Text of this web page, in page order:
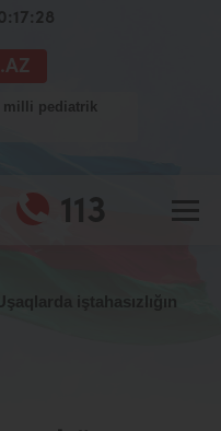
milli pediatrik
113
iştahasızlığın